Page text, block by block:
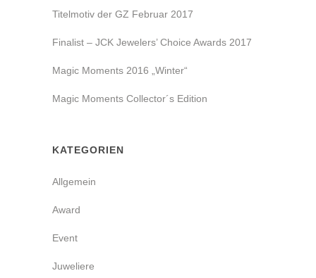
Titelmotiv der GZ Februar 2017
Finalist – JCK Jewelers’ Choice Awards 2017
Magic Moments 2016 „Winter“
Magic Moments Collector´s Edition
KATEGORIEN
Allgemein
Award
Event
Juweliere